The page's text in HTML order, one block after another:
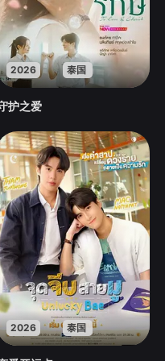
2026 泰国
护之爱
2026 泰国